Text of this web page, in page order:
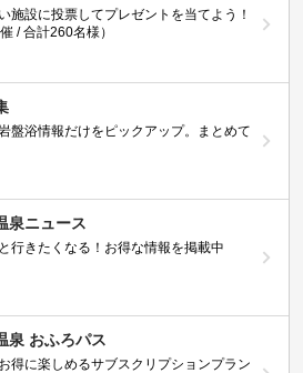
施設に投票してプレゼントを当てよう！
/ 合計260名様）
盤浴情報だけをピックアップ。まとめて
泉ニュース
行きたくなる！お得な情報を掲載中
泉 おふろパス
得に楽しめるサブスクリプションプラン